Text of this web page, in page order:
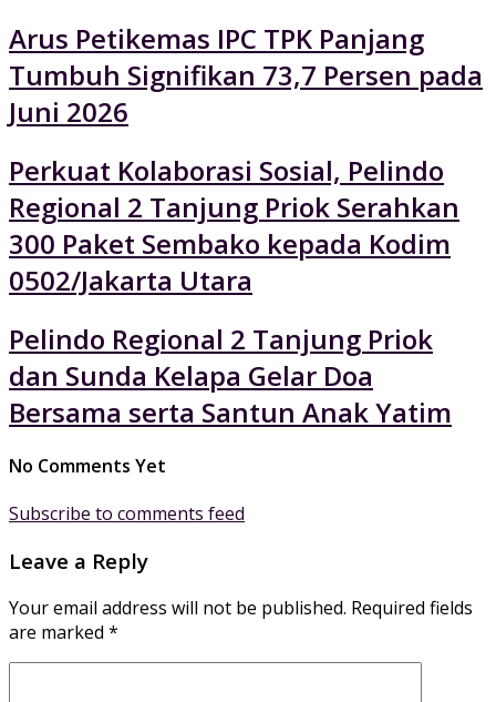
Arus Petikemas IPC TPK Panjang
Tumbuh Signifikan 73,7 Persen pada
Juni 2026
Perkuat Kolaborasi Sosial, Pelindo
Regional 2 Tanjung Priok Serahkan
300 Paket Sembako kepada Kodim
0502/Jakarta Utara
Pelindo Regional 2 Tanjung Priok
dan Sunda Kelapa Gelar Doa
Bersama serta Santun Anak Yatim
No Comments Yet
Subscribe to comments feed
Leave a Reply
Your email address will not be published. Required fields
are marked *